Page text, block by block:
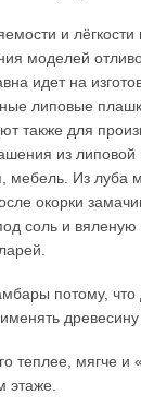
и лёгкости
моделей
идет на
липовые
также для
из
мебель. Из луба
окорки
соль и
потому,
теплее, мягче и
этаже.